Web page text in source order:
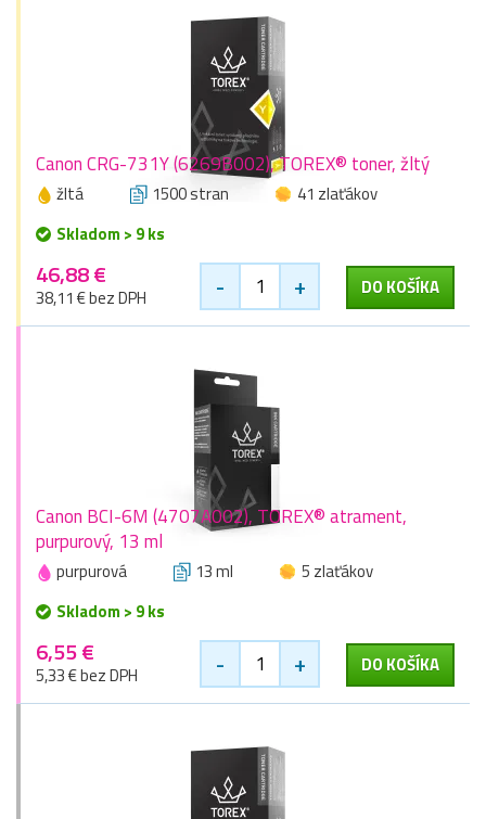
Canon CRG-731Y (6269B002), TOREX® toner, žltý
žltá 1500 stran
41 zlaťákov
Skladom > 9 ks
46,88 €
38,11 € bez DPH - + DO KOŠÍKA
Canon BCI-6M (4707A002), TOREX® atrament,
purpurový, 13 ml
purpurová 13 ml
5 zlaťákov
Skladom > 9 ks
6,55 €
5,33 € bez DPH - + DO KOŠÍKA